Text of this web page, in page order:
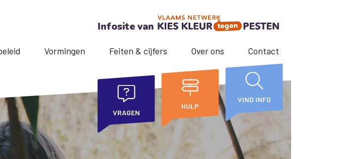
Infosite van
Vormingen Feiten & cijfers Over ons Contact
VRAGEN
HULP
VIND INFO